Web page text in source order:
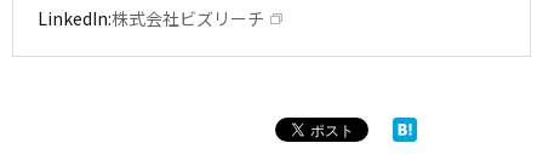
LinkedIn 株式会社ビズリーチ